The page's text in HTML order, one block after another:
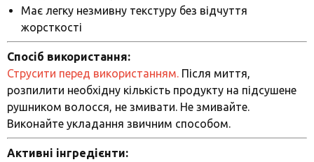
Має легку незмивну текстуру без відчуття
жорсткості
Спосіб використання:
Струсити перед використанням. Після миття,
розпилити необхідну кількість продукту на підсушене
рушником волосся, не змивати. Не змивайте.
Виконайте укладання звичним способом.
Активні інгредієнти: